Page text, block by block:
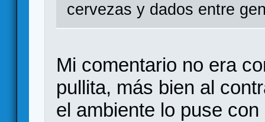
cervezas y dados entre
Mi comentario no era
pullita, más bien al
el ambiente lo puse